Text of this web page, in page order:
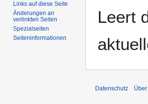
Leert
Links auf diese Seite
Änderungen an
verlinkten Seiten
Spezialseiten
Seiten­­informationen
Datenschutz